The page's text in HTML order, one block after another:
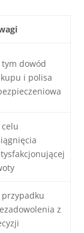
tym dowód
i polisa
celu
przypadku
z